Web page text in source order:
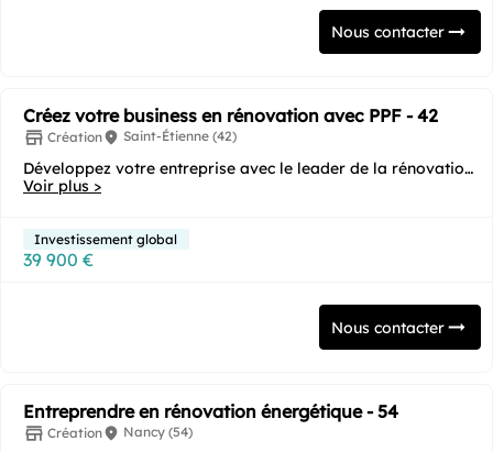
Nous contacter
Créez votre business en rénovation avec PPF - 42
Création Saint-Étienne (42)
Développez votre entreprise avec le leader de la rénovation
Voir plus >
Investissement global
39 900 €
Nous contacter
Entreprendre en rénovation énergétique - 54
Création Nancy (54)